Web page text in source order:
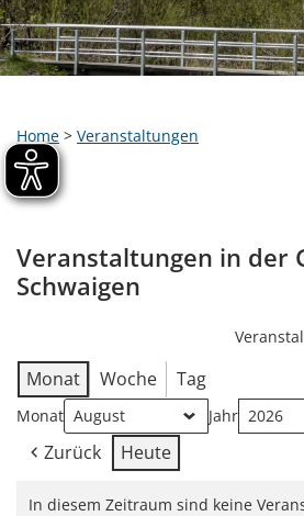
Home > Veranstaltungen
Veranstaltungen in der
Schwaigen
Monat Woche Tag
Monat Jahr
Zurück Heute
In diesem Zeitraum sind keine